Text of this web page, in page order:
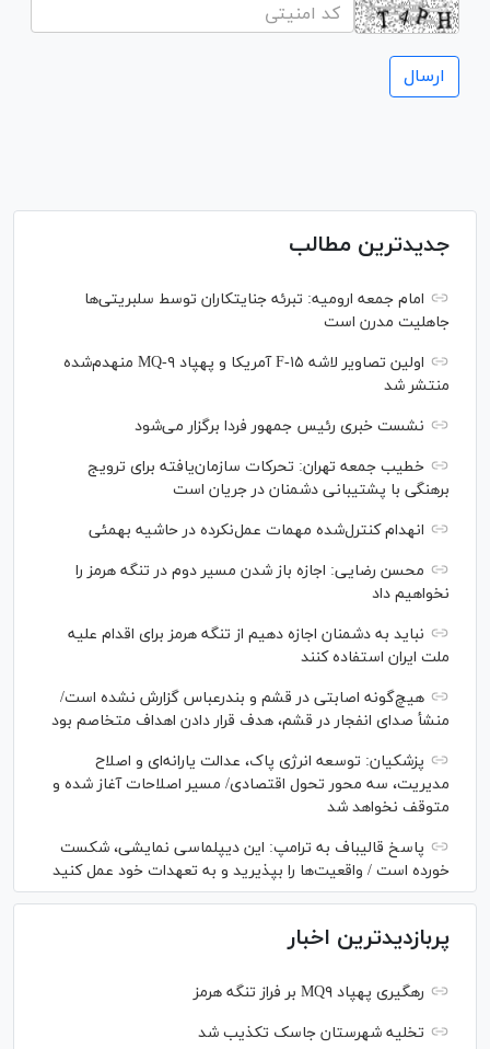
جدیدترین مطالب
امام جمعه ارومیه: تبرئه جنایتکاران توسط سلبریتی‌ها
جاهلیت مدرن است
اولین تصاویر لاشه F-۱۵ آمریکا و پهپاد MQ-۹ منهدم‌شده
منتشر شد
نشست خبری رئیس‌ جمهور فردا برگزار می‌شود
خطیب جمعه تهران: تحرکات سازمان‌یافته برای ترویج
برهنگی با پشتیبانی دشمنان در جریان است
انهدام کنترل‌شده مهمات عمل‌نکرده در حاشیه بهمئی
محسن رضایی: اجازه باز شدن مسیر دوم در تنگه هرمز را
نخواهیم داد
نباید به دشمنان اجازه دهیم از تنگه هرمز برای اقدام علیه
ملت ایران استفاده کنند
هیچ‌گونه اصابتی در قشم و بندرعباس گزارش نشده است/
منشأ صدای انفجار در قشم، هدف قرار دادن اهداف متخاصم بود
پزشکیان: توسعه انرژی پاک، عدالت یارانه‌ای و اصلاح
مدیریت، سه محور تحول اقتصادی/ مسیر اصلاحات آغاز شده و
متوقف نخواهد شد
پاسخ قالیباف به ترامپ: این دیپلماسی نمایشی، شکست
خورده است / واقعیت‌ها را بپذیرید و به تعهدات خود عمل کنید
پربازدیدترین اخبار
رهگیری پهپاد MQ۹ بر فراز تنگه هرمز
تخلیه شهرستان جاسک تکذیب شد